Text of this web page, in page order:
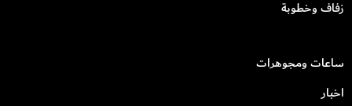
زفاف وخطوبة
ساعات ومجوهرات
اخبار